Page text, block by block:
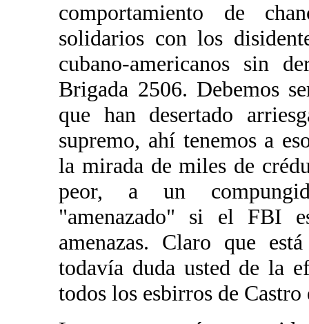
comportamiento de
solidarios con los
cubano-americanos sin
Brigada 2506. Debemos
que han desertado
supremo, ahí tenemos a
la mirada de miles de
peor, a un
"amenazado" si el FBI
amenazas. Claro que
todavía duda usted de la
todos los esbirros de